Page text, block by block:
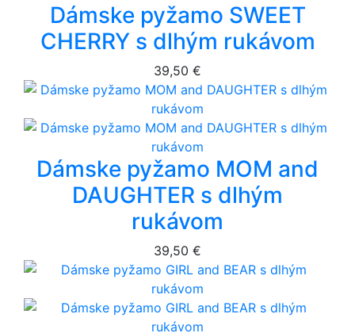
Dámske pyžamo SWEET
CHERRY s dlhým rukávom
39,50 €
Dámske pyžamo MOM and
DAUGHTER s dlhým
rukávom
39,50 €